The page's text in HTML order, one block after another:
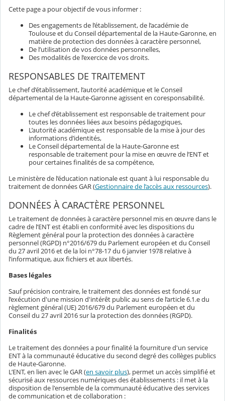
Cette page a pour objectif de vous informer :
Des engagements de l’établissement, de l’académie de
Toulouse et du Conseil départemental de la Haute-Garonne, en
matière de protection des données à caractère personnel,
De l’utilisation de vos données personnelles,
Des modalités de l’exercice de vos droits.
RESPONSABLES DE TRAITEMENT
Le chef d’établissement, l’autorité académique et le Conseil
départemental de la Haute-Garonne agissent en coresponsabilité.
Le chef d’établissement est responsable de traitement pour
toutes les données liées aux besoins pédagogiques,
L’autorité académique est responsable de la mise à jour des
informations d’identités,
Le Conseil départemental de la Haute-Garonne est
responsable de traitement pour la mise en œuvre de l’ENT et
pour certaines finalités de sa compétence,
Le ministère de l’éducation nationale est quant à lui responsable du
traitement de données GAR (Gestionnaire de l’accès aux ressources).
DONNÉES À CARACTÈRE PERSONNEL
Le traitement de données à caractère personnel mis en œuvre dans le
cadre de l’ENT est établi en conformité avec les dispositions du
Règlement général pour la protection des données à caractère
personnel (RGPD) n°2016/679 du Parlement européen et du Conseil
du 27 avril 2016 et de la loi n°78-17 du 6 janvier 1978 relative à
l’informatique, aux fichiers et aux libertés.
Bases légales
Sauf précision contraire, le traitement des données est fondé sur
l’exécution d'une mission d'intérêt public au sens de l’article 6.1.e du
règlement général (UE) 2016/679 du Parlement européen et du
Conseil du 27 avril 2016 sur la protection des données (RGPD).
Finalités
Le traitement des données a pour finalité la fourniture d'un service
ENT à la communauté éducative du second degré des collèges publics
de Haute-Garonne.
L’ENT, en lien avec le GAR (en savoir plus), permet un accès simplifié et
sécurisé aux ressources numériques des établissements : il met à la
disposition de l'ensemble de la communauté éducative des services
de communication et de collaboration :